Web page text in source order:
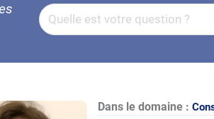
Dans le domaine :